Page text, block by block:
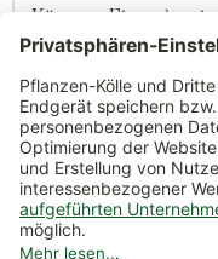
Können Ficus
gehalten werden?
Welche Dünger für
Wann Birkenfeige